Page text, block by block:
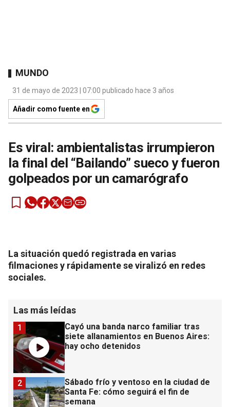
MUNDO
31 de mayo de 2023 | 07:00 publicado hace 3 años
Añadir como fuente en
Es viral: ambientalistas irrumpieron
la final del “Bailando” sueco y fueron
golpeados por un camarógrafo
La situación quedó registrada en varias
filmaciones y rápidamente se viralizó en redes
sociales.
Las más leídas
Cayó una banda narco familiar tras
siete allanamientos en Buenos Aires:
hay ocho detenidos
1
Sábado frío y ventoso en la ciudad de
Santa Fe: cómo seguirá el fin de
semana
2